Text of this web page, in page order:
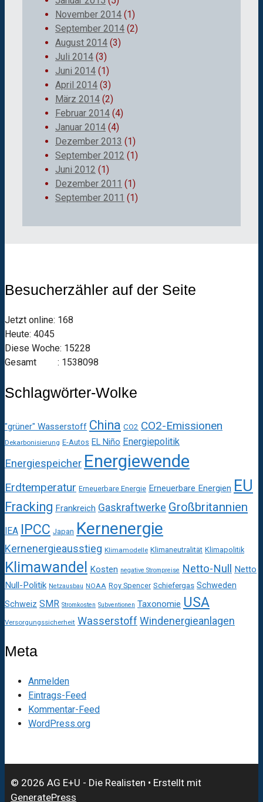
November 2014 (1)
September 2014 (2)
August 2014 (3)
Juli 2014 (3)
Juni 2014 (1)
April 2014 (3)
März 2014 (2)
Februar 2014 (4)
Januar 2014 (4)
Dezember 2013 (1)
September 2012 (1)
Juni 2012 (1)
Dezember 2011 (1)
September 2011 (1)
Besucherzähler auf der Seite
Jetzt online: 168
Heute: 4045
Diese Woche: 15228
Gesamt : 1538098
Schlagwörter-Wolke
"grüner" Wasserstoff China CO2 CO2-Emissionen
Dekarbonisierung E-Autos EL Niño Energiepolitik
Energiespeicher Energiewende
Erdtemperatur Erneuerbare Energie Erneuerbare Energien EU
Fracking Frankreich Gaskraftwerke Großbritannien
IEA IPCC Japan Kernenergie
Kernenergieausstieg Klimamodelle Klimaneutralität Klimapolitik
Klimawandel Kosten negative Strompreise Netto-Null Netto
Null-Politik Netzausbau NOAA Roy Spencer Schiefergas Schweden
Schweiz SMR Stromkosten Subventionen Taxonomie USA
Versorgungssicherheit Wasserstoff Windenergieanlagen
Meta
Anmelden
Eintrags-Feed
Kommentar-Feed
WordPress.org
© 2026 AG E+U - Die Realisten • Erstellt mit
GeneratePress